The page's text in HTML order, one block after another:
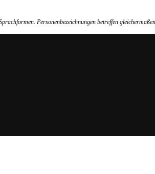
Personenbezeichnungen betreffen